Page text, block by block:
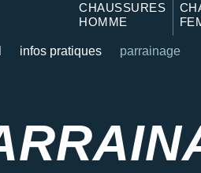
CHAUSSURES
HOMME
infos pratiques parrainage